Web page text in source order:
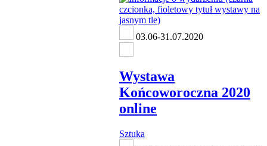
03.06-31.07.2020
Wystawa
Końcoworoczna 2020
online
Sztuka